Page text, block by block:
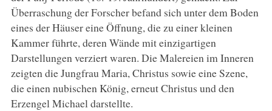
Überraschung der Forscher befand sich unter dem Boden
eines der Häuser eine Öffnung, die zu einer kleinen
Kammer führte, deren Wände mit einzigartigen
Darstellungen verziert waren. Die Malereien im Inneren
zeigten die Jungfrau Maria, Christus sowie eine Szene,
die einen nubischen König, erneut Christus und den
Erzengel Michael darstellte.